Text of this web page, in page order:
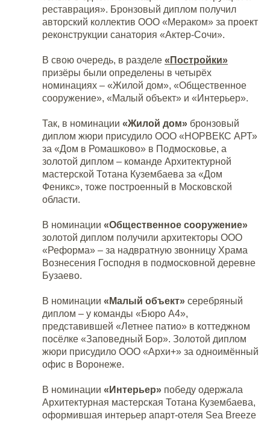
реставрация». Бронзовый диплом получил
авторский коллектив ООО «Мераком» за проект
реконструкции санатория «Актер-Сочи».
В свою очередь, в разделе «Постройки»
призёры были определены в четырёх
номинациях – «Жилой дом», «Общественное
сооружение», «Малый объект» и «Интерьер».
Так, в номинации «Жилой дом» бронзовый
диплом жюри присудило OOO «НОРВЕКС АРТ»
за «Дом в Ромашково» в Подмосковье, а
золотой диплом – команде Архитектурной
мастерской Тотана Кузембаева за «Дом
Феникс», тоже построенный в Московской
области.
В номинации «Общественное сооружение»
золотой диплом получили архитекторы ООО
«Реформа» – за надвратную звонницу Храма
Вознесения Господня в подмосковной деревне
Бузаево.
В номинации «Малый объект» серебряный
диплом – у команды «Бюро А4»,
представившей «Летнее патио» в коттеджном
посёлке «Заповедный Бор». Золотой диплом
жюри присудило ООО «Архи+» за одноимённый
офис в Воронеже.
В номинации «Интерьер» победу одержала
Архитектурная мастерская Тотана Кузембаева,
оформившая интерьер апарт-отеля Sea Breeze